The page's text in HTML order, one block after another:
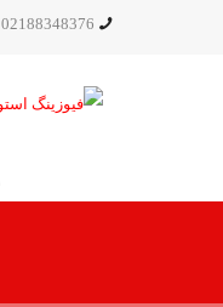
02188348376